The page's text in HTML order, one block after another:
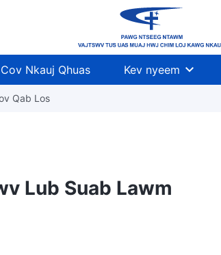
Cov Nkauj Qhuas Kev nyeem
Qab Los
Lub Suab Lawm